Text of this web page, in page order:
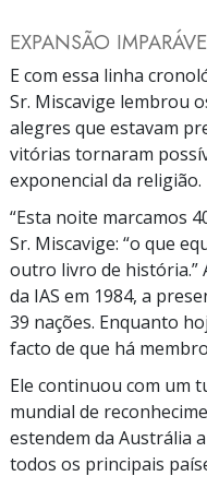
EXPANSÃO
E com essa linha
Sr. Miscavige lembrou
alegres que estavam
vitórias tornaram
exponencial da religião.
“Esta noite marcamos
Sr. Miscavige: “o que
outro livro de história.”
da IAS em 1984, a
39 nações. Enquanto
facto de que há
Ele continuou com um
mundial de
estendem da Austrália
todos os principais